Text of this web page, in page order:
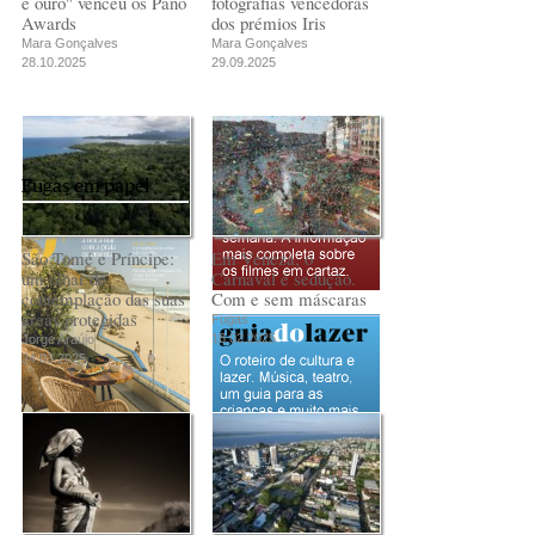
Awards
Mara Gonçalves
28.10.2025
dos prémios Iris
Mara Gonçalves
29.09.2025
São Tomé e Príncipe:
um olhar de
contemplação das suas
áreas protegidas
Jorge Araújo
24.03.2025
Em Veneza, o
Carnaval é sedução.
Com e sem máscaras
Fugas
18.02.2025
Fugas em papel
PUB